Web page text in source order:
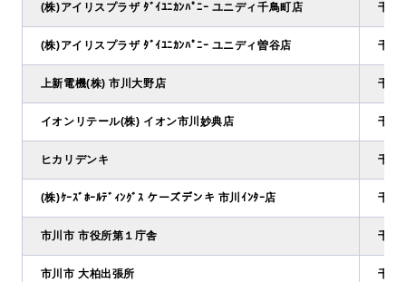
(株)アイリスプラザ ﾀﾞｲﾕﾆｶﾝﾊﾟﾆｰ ユニディ千鳥町店 千葉
(株)アイリスプラザ ﾀﾞｲﾕﾆｶﾝﾊﾟﾆｰ ユニディ曽谷店 千葉
上新電機(株) 市川大野店 千葉
イオンリテール(株) イオン市川妙典店 千葉
ヒカリデンキ 千葉
(株)ｹｰｽﾞﾎｰﾙﾃﾞｨﾝｸﾞｽ ケーズデンキ 市川ｲﾝﾀｰ店 千葉
市川市 市役所第１庁舎 千葉
市川市 大柏出張所 千葉